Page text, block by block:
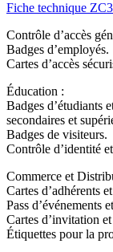
Fiche technique
Contrôle d’accès
Badges d’employés.
Cartes d’accès
Éducation :
Badges d’étudiants
secondaires et
Badges de visiteurs.
Contrôle d’identité
Commerce et
Cartes d’adhérents
Pass d’événements
Cartes d’invitation
Étiquettes pour la